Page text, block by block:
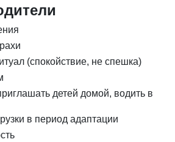
(спокойствие, не спешка)
детей домой, водить в
в период адаптации